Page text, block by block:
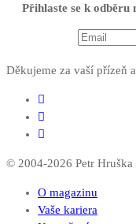
Přihlaste se k odběru
Děkujeme za vaší přízeň
© 2004-2026 Petr
O magazinu
Vaše kariera